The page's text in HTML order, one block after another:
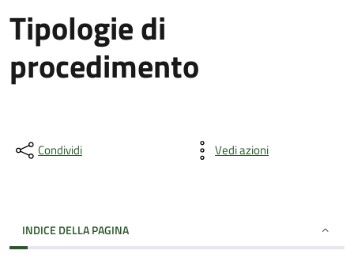
Tipologie di
procedimento
Condividi Vedi azioni
INDICE DELLA PAGINA